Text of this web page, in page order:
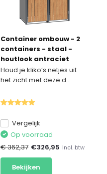
Container ombouw - 2
containers - staal -
houtlook antraciet
Houd je kliko’s netjes uit
het zicht met deze d...
Vergelijk
Op voorraad
€ 362,37 €326,95 Incl. btw
Bekijken